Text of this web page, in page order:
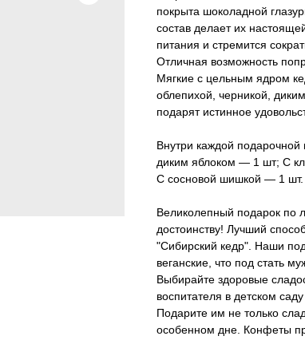
покрыта шоколадной
состав делает их
питания и стремится
Отличная возможность
Мягкие с цельным ядром
облепихой, черникой,
подарят истинное
Внутри каждой подарочной
диким яблоком — 1 шт; С
С сосновой шишкой — 1 шт.
Великолепный подарок по
достоинству! Лучший
"Сибирский кедр". Наши
веганские, что под стать
Выбирайте здоровые
воспитателя в детском
Подарите им не только
особенном дне. Конфеты